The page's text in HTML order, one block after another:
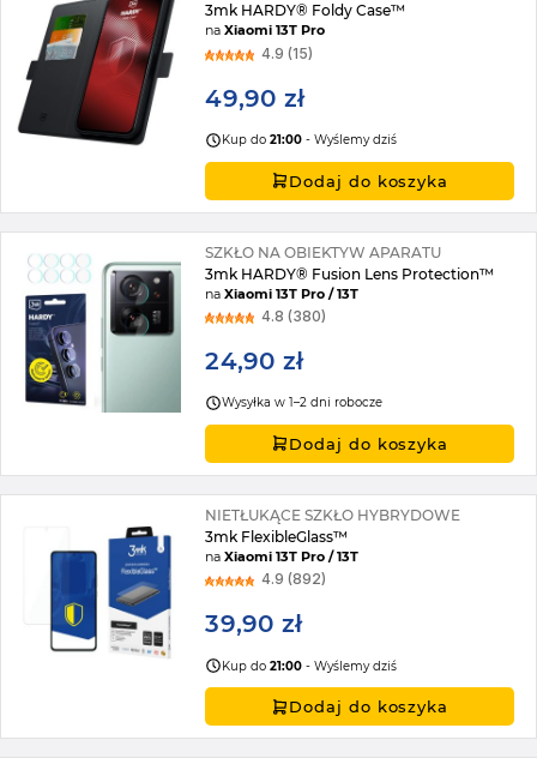
3mk HARDY® Foldy Case™
naXiaomi 13T Pro
4.9 (15)
49,90 zł
Kup do21:00 - Wyślemy dziś
Dodaj do koszyka
SZKŁO NA OBIEKTYW APARATU
3mk HARDY® Fusion Lens Protection™
naXiaomi 13T Pro / 13T
4.8 (380)
24,90 zł
Wysyłka w 1–2 dni robocze
Dodaj do koszyka
NIETŁUKĄCE SZKŁO HYBRYDOWE
3mk FlexibleGlass™
naXiaomi 13T Pro / 13T
4.9 (892)
39,90 zł
Kup do21:00 - Wyślemy dziś
Dodaj do koszyka